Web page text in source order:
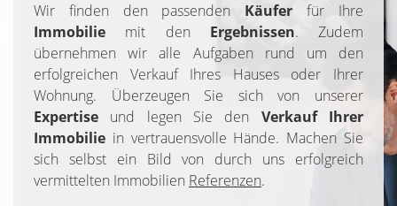
Wir finden den passenden Käufer für Ihre
Immobilie mit den Ergebnissen. Zudem
übernehmen wir alle Aufgaben rund um den
erfolgreichen Verkauf Ihres Hauses oder Ihrer
Wohnung. Überzeugen Sie sich von unserer
Expertise und legen Sie den Verkauf
Ihrer
Immobilie in vertrauensvolle Hände. Machen Sie
sich selbst ein Bild von durch uns erfolgreich
vermittelten Immobilien Referenzen.